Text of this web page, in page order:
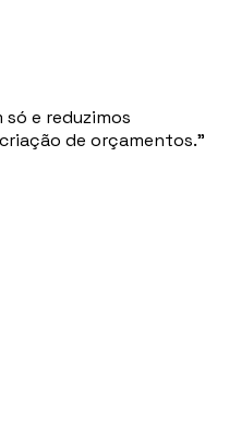
só e reduzimos
de orçamentos.”